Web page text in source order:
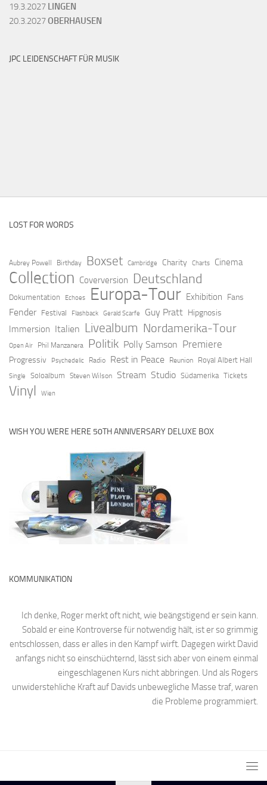
19.3.2027 LINGEN
20.3.2027OBERHAUSEN
JPC LEIDENSCHAFT FÜR MUSIK
LOST FOR WORDS
Aubrey Powell Birthday Boxset Cambridge Charity Charts Cinema
Collection Coverversion Deutschland
Dokumentation Echoes Europa-Tour Exhibition Fans
Fender Festival Flashback Gerald Scarfe Guy Pratt Hipgnosis
Immersion Italien Livealbum Nordamerika-Tour
Open Air Phil Manzanera Politik Polly Samson Premiere
Progressiv Psychedelic Radio Rest in Peace Reunion Royal Albert Hall
Single Soloalbum Steven Wilson Stream Studio Südamerika Tickets
Vinyl Wien
WISH YOU WERE HERE 50TH ANNIVERSARY DELUXE BOX
KOMMUNIKATION
Ich denke, Roger merkt oft nicht, wie beängstigend er sein kann.
Sobald er eine Kontroverse für notwendig hält, ist er so grimmig
entschlossen, dass er alles in den Kampf wirft. Dagegen wirkt David
anfangs nicht so einschüchternd, lässt sich aber von einem einmal
eingeschlagenen Kurs nicht abbringen. Und als Rogers
unwiderstehliche Kraft auf Davids unbewegliche Masse traf, waren
die Probleme programmiert.